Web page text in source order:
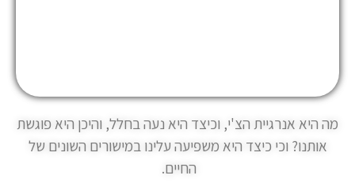
מה היא אנרגיית הצ'י, וכיצד היא נעה בחלל, והיכן היא פוגשת
אותנו? וכי כיצד היא משפיעה עלינו במישורים השונים של
החיים.